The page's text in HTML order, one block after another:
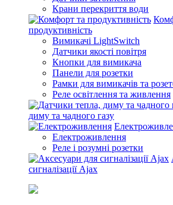
Крани перекриття води
продуктивність
Вимикачі LightSwitch
Датчики якості повітря
Кнопки для вимикача
Панели для розетки
Рамки для вимикачів та
Реле освітлення та живлення
диму та чадного газу
Електроживлення
Реле і розумні розетки
сигналізації Ajax